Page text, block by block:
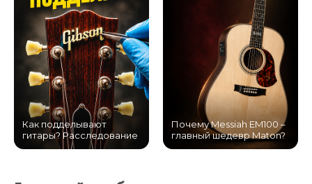
Как подделывают
гитары? Расследование
Почему Messiah EM100 –
главный шедевр Maton?